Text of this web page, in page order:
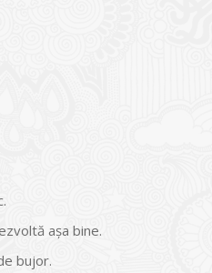
așa bine.
bujor.